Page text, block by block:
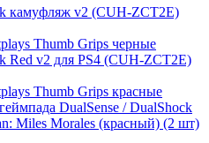
камуфляж v2 (CUH-ZCT2E)
Thumb Grips черные
Red v2 для PS4 (CUH-ZCT2E)
Thumb Grips красные
DualSense / DualShock
Miles Morales (красный) (2 шт)